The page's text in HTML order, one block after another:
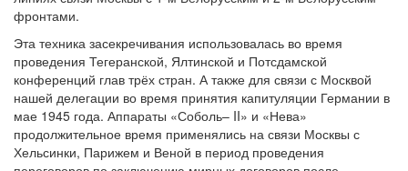
фронтами.
Эта техника засекречивания использовалась во время
проведения Тегеранской, Ялтинской и Потсдамской
конференций глав трёх стран. А также для связи с Москвой
нашей делегации во время принятия капитуляции Германии в
мае 1945 года. Аппараты «Соболь– II» и «Нева»
продолжительное время применялись на связи Москвы с
Хельсинки, Парижем и Веной в период проведения